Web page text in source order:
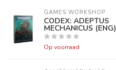
GAMES WORKSHOP
CODEX: ADEPTUS
MECHANICUS (ENG)
Op voorraad